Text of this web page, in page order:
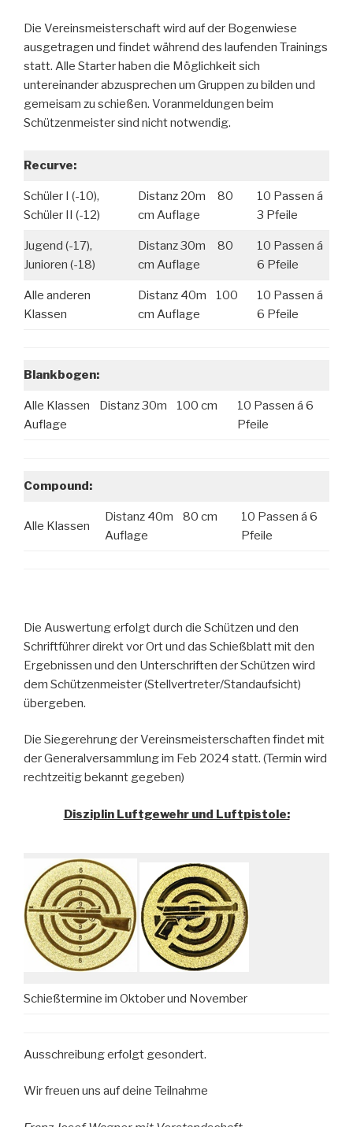
Die Vereinsmeisterschaft wird auf der Bogenwiese
ausgetragen und findet während des laufenden Trainings
statt. Alle Starter haben die Möglichkeit sich
untereinander abzusprechen um Gruppen zu bilden und
gemeisam zu schießen. Voranmeldungen beim
Schützenmeister sind nicht notwendig.
Recurve:
Schüler I (-10),
Schüler II (-12)
Distanz 20m 80
cm Auflage
10 Passen á
3 Pfeile
Jugend (-17),
Junioren (-18)
Distanz 30m 80
cm Auflage
10 Passen á
6 Pfeile
Alle anderen
Klassen
Distanz 40m 100
cm Auflage
10 Passen á
6 Pfeile
Blankbogen:
Alle Klassen Distanz 30m 100 cm
Auflage
10 Passen á 6
Pfeile
Compound:
Alle Klassen
Distanz 40m 80 cm
Auflage
10 Passen á 6
Pfeile
Die Auswertung erfolgt durch die Schützen und den
Schriftführer direkt vor Ort und das Schießblatt mit den
Ergebnissen und den Unterschriften der Schützen wird
dem Schützenmeister (Stellvertreter/Standaufsicht)
übergeben.
Die Siegerehrung der Vereinsmeisterschaften findet mit
der Generalversammlung im Feb 2024 statt. (Termin wird
rechtzeitig bekannt gegeben)
Disziplin Luftgewehr und Luftpistole:
Schießtermine im Oktober und November
Ausschreibung erfolgt gesondert.
Wir freuen uns auf deine Teilnahme